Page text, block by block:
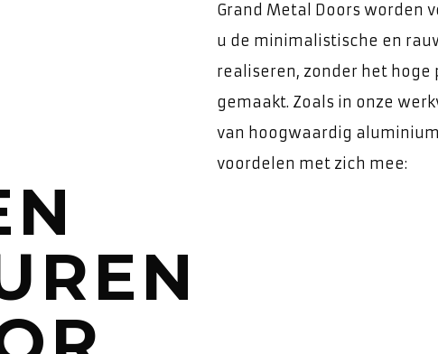
Grand Metal Doors worden
u de minimalistische en
realiseren, zonder het
gemaakt. Zoals in onze
van hoogwaardig
voordelen met zich mee: